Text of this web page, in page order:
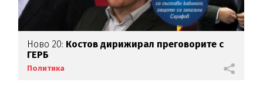
Ново 20: Костов дирижирал преговорите с
ГЕРБ
Политика